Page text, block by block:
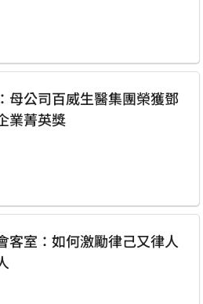
母公司百威生醫集團榮獲鄧
業菁英獎
客室：如何激勵律己又律人